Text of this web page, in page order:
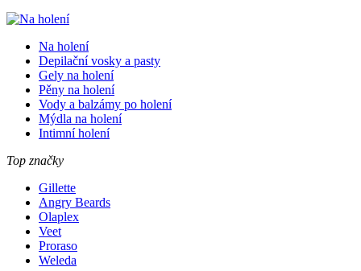
Na holení
Depilační vosky a pasty
Gely na holení
Pěny na holení
Vody a balzámy po holení
Mýdla na holení
Intimní holení
Top značky
Gillette
Angry Beards
Olaplex
Veet
Proraso
Weleda